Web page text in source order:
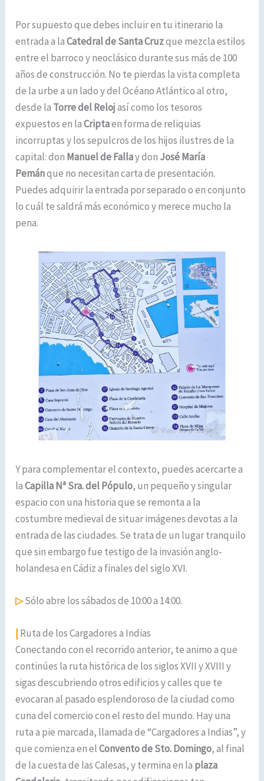
Por supuesto que debes incluir en tu itinerario la
entrada a laCatedral de Santa Cruzque mezcla estilos
entre el barroco y neoclásico durante sus más de 100
años de construcción. No te pierdas la vista completa
de la urbe a un lado y del Océano Atlántico al otro,
desde la Torre del Relojasí como los tesoros
expuestos en laCriptaen forma de reliquias
incorruptas y los sepulcros de los hijos ilustres de la
capital: don Manuel de Fallay don José María
Pemánque no necesitan carta de presentación.
Puedes adquirir la entrada por separado o en conjunto
lo cuál te saldrá más económico y merece mucho la
pena.
Y para complementar el contexto, puedes acercarte a
laCapilla Nª Sra. del Pópulo, un pequeño y singular
espacio con una historia que se remonta a la
costumbre medieval de situar imágenes devotas a la
entrada de las ciudades. Se trata de un lugar tranquilo
que sin embargo fue testigo de la invasión anglo-
holandesa en Cádiz a finales del siglo XVI.
▷Sólo abre los sábados de 10:00 a 14:00.
| Ruta de los Cargadores a Indias
Conectando con el recorrido anterior, te animo a que
continúes la ruta histórica de los siglos XVII y XVIII y
sigas descubriendo otros edificios y calles que te
evocaran al pasado esplendoroso de la ciudad como
cuna del comercio con el resto del mundo. Hay una
ruta a pie marcada, llamada de “Cargadores a Indias”, y
que comienza en elConvento de Sto. Domingo, al final
de la cuesta de las Calesas, y termina en la plaza